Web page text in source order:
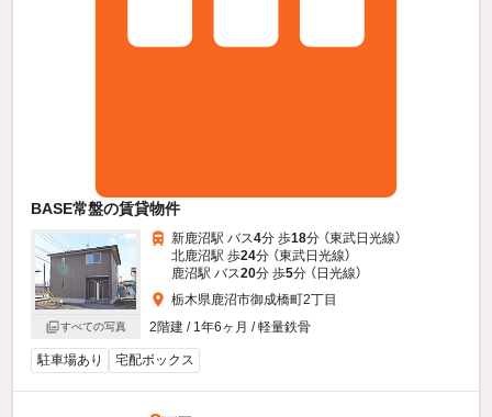
BASE常盤の賃貸物件
すべての写真
新鹿沼駅 バス4分 歩18分 （東武日光線）
北鹿沼駅 歩24分 （東武日光線）
鹿沼駅 バス20分 歩5分 （日光線）
栃木県鹿沼市御成橋町2丁目
2階建 / 1年6ヶ月 / 軽量鉄骨
駐車場あり 宅配ボックス